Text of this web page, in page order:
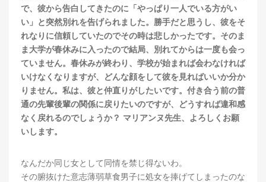
で、彼から告白してきたのに「やっぱり一人でいる方がい
い」と突然別れを告げられました。勝手だと思うし、彼をそ
れなりに信頼していたのでその時は悲しかったです。そのま
ま大学が春休みに入ったので結局、別れてからは一度も会っ
ていません。春休みが終わり、学校が始まれば会わなければ
いけなくなりますが、どんな顔をして彼を見ればいいか分か
りません。私は、彼と仲直りがしたいです。付き合う前の普
通の先輩後輩の関係に戻りたいのですが、どうすれば違和感
なく戻れるのでしょうか？ マリアンヌ先生、よろしくお願
いします。
なんだか同じ女として同情を禁じ得ないわ。
その腑抜けた意志薄弱草食男子に処女を捧げてしまったのな